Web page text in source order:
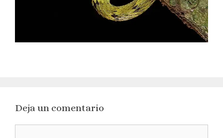
Deja un comentario